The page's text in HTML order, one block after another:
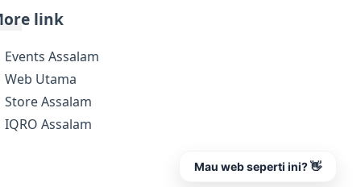
link
Events Assalam
Web Utama
Store Assalam
IQRO Assalam